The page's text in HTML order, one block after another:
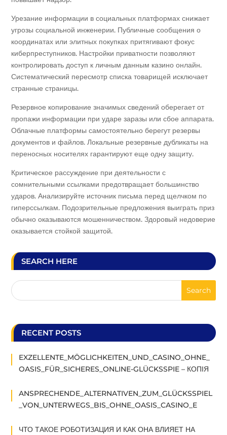
Урезание информации в социальных платформах снижает
угрозы социальной инженерии. Публичные сообщения о
координатах или элитных покупках притягивают фокус
киберпреступников. Настройки приватности позволяют
контролировать доступ к личным данным казино онлайн.
Систематический пересмотр списка товарищей исключает
странные страницы.
Резервное копирование значимых сведений оберегает от
пропажи информации при ударе заразы или сбое аппарата.
Облачные платформы самостоятельно берегут резервы
документов и файлов. Локальные резервные дубликаты на
переносных носителях гарантируют еще одну защиту.
Критическое рассуждение при деятельности с
сомнительными ссылками предотвращает большинство
ударов. Анализируйте источник письма перед щелчком по
гиперссылкам. Подозрительные предложения выиграть приз
обычно оказываются мошенничеством. Здоровый недоверие
оказывается стойкой защитой.
SEARCH HERE
RECENT POSTS
EXZELLENTE_MÖGLICHKEITEN_UND_CASINO_OHNE_
OASIS_FÜR_SICHERES_ONLINE-GLÜCKSSPIE – КОПІЯ
ANSPRECHENDE_ALTERNATIVEN_ZUM_GLÜCKSSPIEL
_VON_UNTERWEGS_BIS_OHNE_OASIS_CASINO_E
ЧТО ТАКОЕ РОБОТИЗАЦИЯ И КАК ОНА ВЛИЯЕТ НА